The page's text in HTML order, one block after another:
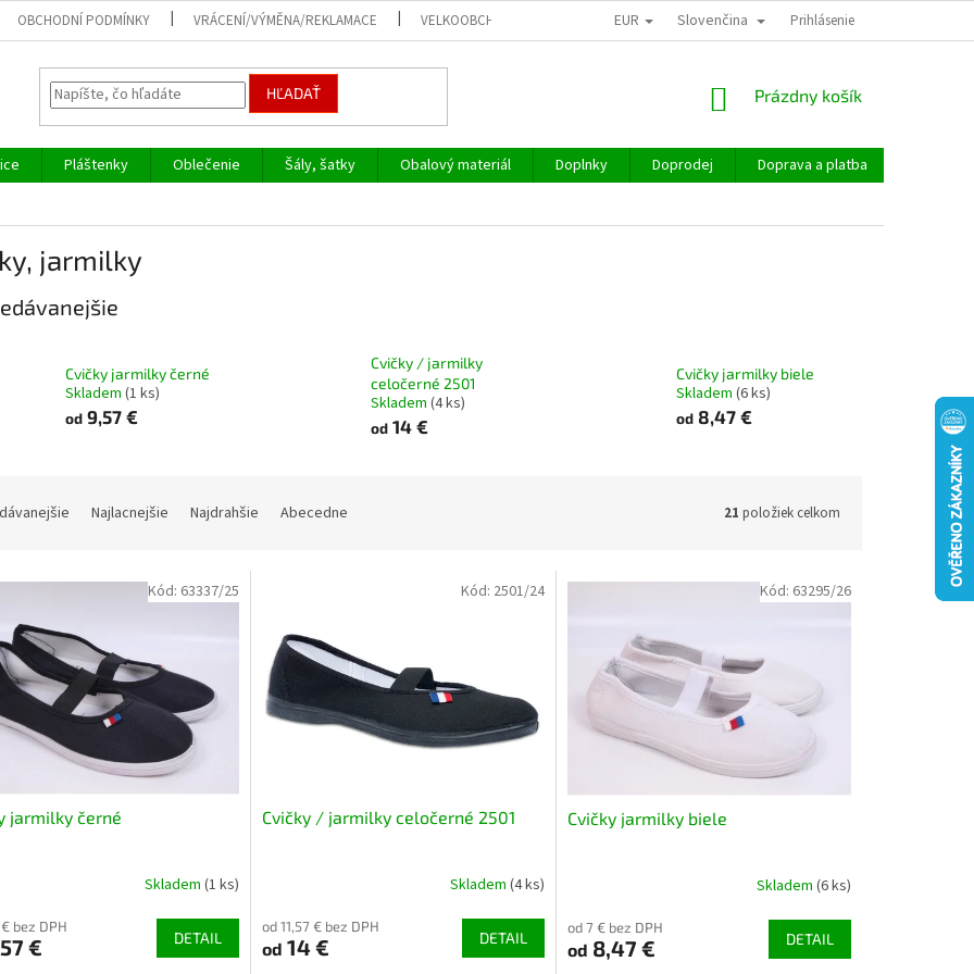
OBCHODNÍ PODMÍNKY VRÁCENÍ/VÝMĚNA/REKLAMACE VELKOOBCHOD EUR Slovenčina Prihlásenie
HĽADAŤ
NÁKUPNÝ
Prázdny košík
Pláštenky Oblečenie Šály, šatky Obalový materiál Doplnky Doprodej Doprava a platba
jarmilky
Cvičky jarmilky černé
Skladem (1 ks)
od 9,57 €
Cvičky / jarmilky
celočerné 2501
Skladem (4 ks)
od14 €
Cvičky jarmilky biele
Skladem (6 ks)
od8,47 €
Najlacnejšie Najdrahšie Abecedne 21 položiek celkom
jarmilky černé
Skladem (1 ks)
bez DPH
€ DETAIL
Kód: 63337/25
Cvičky / jarmilky celočerné 2501
Skladem (4 ks)
od 11,57 € bez DPH
od 14 € DETAIL
Kód: 2501/24
Cvičky jarmilky biele
Skladem (6 ks)
od 7 € bez DPH
od 8,47 € DETAIL
Kód: 63295/26